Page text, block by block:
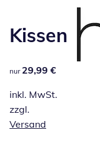
Kissen
29,99 €
nur 29,99 €
inkl. MwSt.
zzgl.
Versand